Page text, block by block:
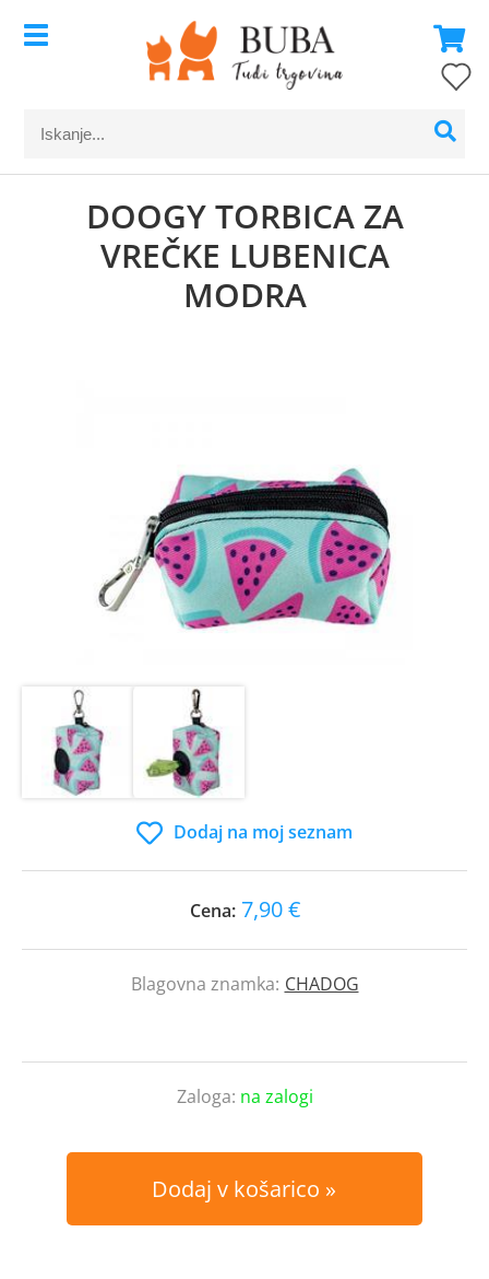
DOOGY TORBICA ZA
VREČKE LUBENICA
MODRA
Dodaj na moj seznam
Cena: 7,90 €
Blagovna znamka: CHADOG
Zaloga: na zalogi
Dodaj v košarico